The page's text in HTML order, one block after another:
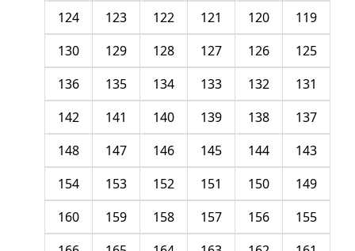
119
120
121
122
123
124
125
126
127
128
129
130
131
132
133
134
135
136
137
138
139
140
141
142
143
144
145
146
147
148
149
150
151
152
153
154
155
156
157
158
159
160